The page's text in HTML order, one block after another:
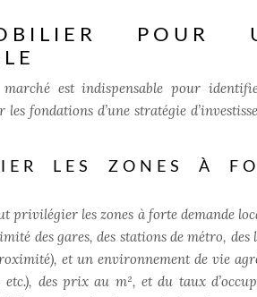
POUR
est indispensable pour
fondations d’une stratégie
LES ZONES À
privilégier les zones à forte demande
des gares, des stations de métro, des
et un environnement de vie
etc.), des prix au m², et du taux